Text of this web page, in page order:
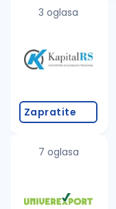
3 oglasa
Zapratite
7 oglasa